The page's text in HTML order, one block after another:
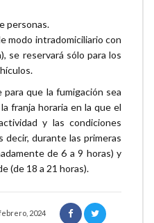
2024
personas.
modo intradomiciliario con
se reservará sólo para los
que la fumigación sea
franja horaria en la que el
y las condiciones
decir, durante las primeras
de 6 a 9 horas) y
(de 18 a 21 horas).